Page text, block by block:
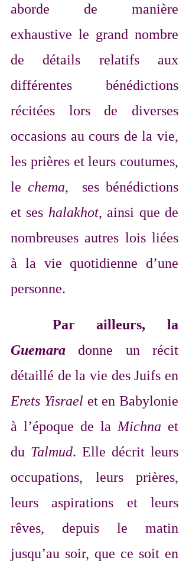
aborde de manière
exhaustive le grand nombre
de détails relatifs aux
différentes bénédictions
récitées lors de diverses
occasions au cours de la vie,
les prières et leurs coutumes,
le chema,  ses bénédictions
et ses halakhot, ainsi que de
nombreuses autres lois liées
à la vie quotidienne d’une
personne.
Guemara donne un récit
Erets Yisrael et en Babylonie
à l’époque de la Michna et
du Talmud. Elle décrit leurs
occupations, leurs prières,
leurs aspirations et leurs
rêves, depuis le matin
jusqu’au soir, que ce soit en